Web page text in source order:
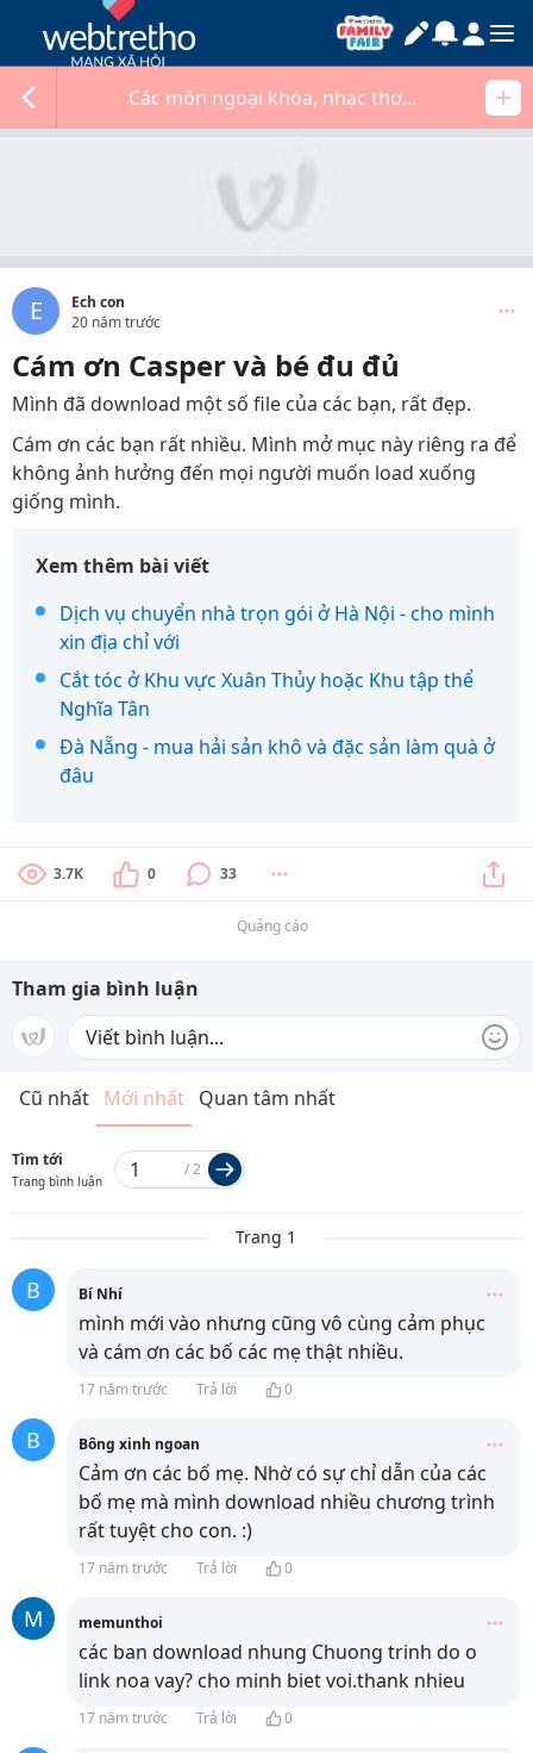
Các môn ngoại khóa, nhạc thơ...
E
Ech con
20 năm trước
Cám ơn Casper và bé đu đủ
Mình đã download một số file của các bạn, rất đẹp.
Cám ơn các bạn rất nhiều. Mình mở mục này riêng ra để
không ảnh hưởng đến mọi người muốn load xuống
giống mình.
Xem thêm bài viết
Dịch vụ chuyển nhà trọn gói ở Hà Nội - cho mình
xin địa chỉ với
Cắt tóc ở Khu vực Xuân Thủy hoặc Khu tập thể
Nghĩa Tân
Đà Nẵng - mua hải sản khô và đặc sản làm quà ở
đâu
3.7K 0 33
Quảng cáo
Tham gia bình luận
Cũ nhất Mới nhất Quan tâm nhất
Tìm tới
Trang bình luận
/2
Trang 1
B Bí Nhí
mình mới vào nhưng cũng vô cùng cảm phục
và cám ơn các bố các mẹ thật nhiều.
17 năm trước Trả lời 0
B Bông xinh ngoan
Cảm ơn các bố mẹ. Nhờ có sự chỉ dẫn của các
bố mẹ mà mình download nhiều chương trình
rất tuyệt cho con. :)
17 năm trước Trả lời 0
M memunthoi
các ban download nhung Chuong trinh do o
link noa vay? cho minh biet voi.thank nhieu
17 năm trước Trả lời 0